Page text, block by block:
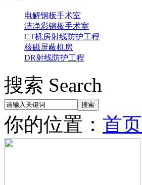
电解钢板手术室
洁净彩钢板手术室
CT机房射线防护工程
核磁屏蔽机房
DR射线防护工程
搜索 Search
你的位置： 首页